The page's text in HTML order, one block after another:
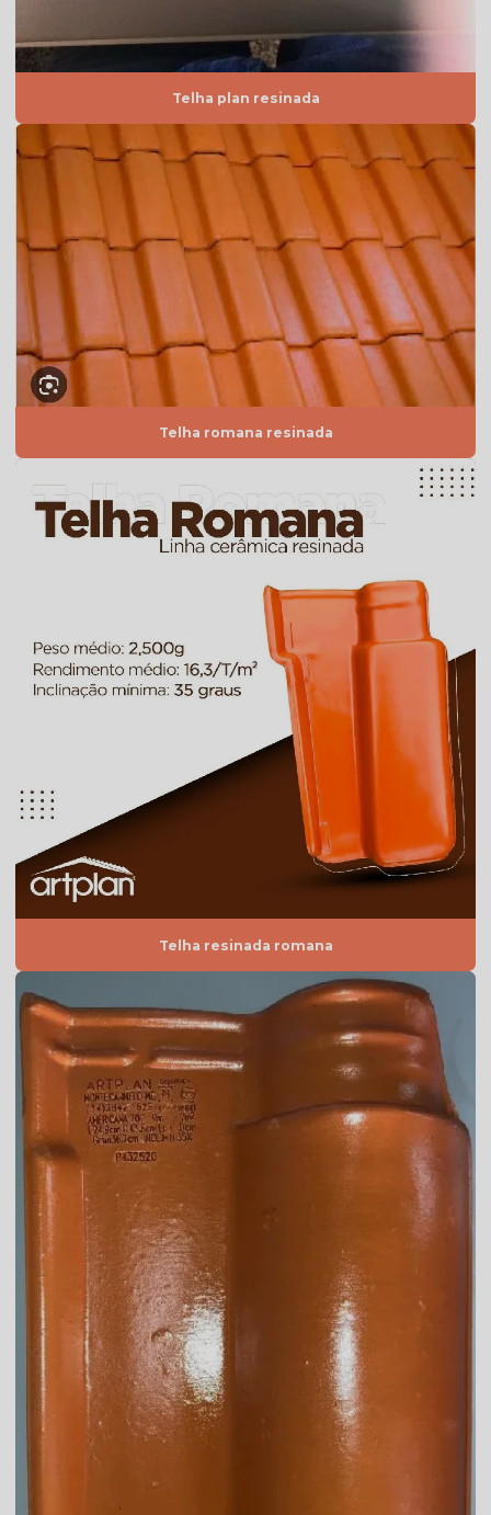
Telha americana esmaltada vermelha
Telha americana por m2
Telha americana mesclada natural
Telha americana mesclada valor
Telha americana natural
Telha americana natural preço
Telha americana resinada
Telha americana resinada branca
Telha americana resinada cores
Telha americana resinada preço
Telha americana resinada valor
Telha de argila
Telha de barro preço unidade
Telha de barro quadrada
Telha de barro romana
Telha branca
Telha branca americana
Telha branca esmaltada
Telha branca preço
Telha branca resinada
Telha caramelo
Telha celote preço
Telha de cimento cinza preço
Telha de cimento hidrofugada
Telha de cimento preço
Telha de cimento resinada
Telha cinza
Telha cinza claro
Telha cinza escuro
Telha cinza esmaltada
Telha plan resinada
Telha romana resinada
Telha resinada romana